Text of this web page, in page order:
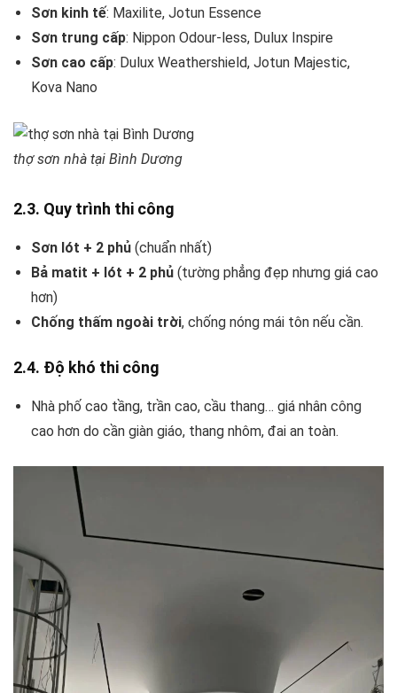
Sơn kinh tế: Maxilite, Jotun Essence
Sơn trung cấp: Nippon Odour-less, Dulux Inspire
Sơn cao cấp: Dulux Weathershield, Jotun Majestic,
Kova Nano
thợ sơn nhà tại Bình Dương
2.3. Quy trình thi công
Sơn lót + 2 phủ (chuẩn nhất)
Bả matit + lót + 2 phủ (tường phẳng đẹp nhưng giá cao
hơn)
Chống thấm ngoài trời, chống nóng mái tôn nếu cần.
2.4. Độ khó thi công
Nhà phố cao tầng, trần cao, cầu thang… giá nhân công
cao hơn do cần giàn giáo, thang nhôm, đai an toàn.